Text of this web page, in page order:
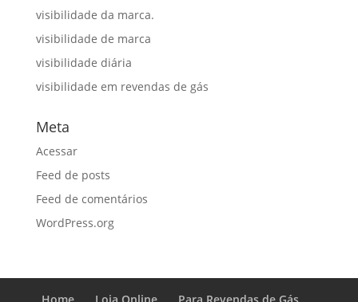
visibilidade da marca.
visibilidade de marca
visibilidade diária
visibilidade em revendas de gás
Meta
Acessar
Feed de posts
Feed de comentários
WordPress.org